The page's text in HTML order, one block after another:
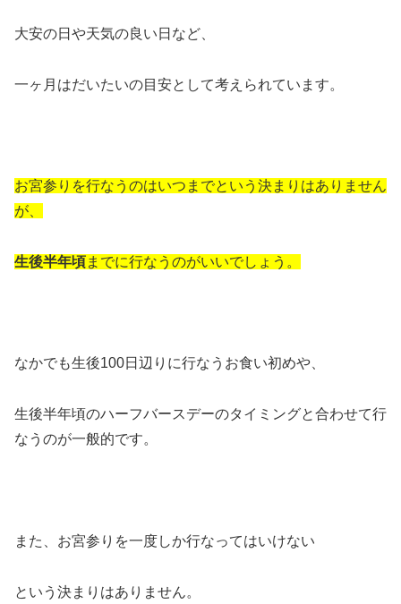
大安の日や天気の良い日など、
一ヶ月はだいたいの目安として考えられています。
お宮参りを行なうのはいつまでという決まりはありません
が、
生後半年頃までに行なうのがいいでしょう。
なかでも生後100日辺りに行なうお食い初めや、
生後半年頃のハーフバースデーのタイミングと合わせて行
なうのが一般的です。
また、お宮参りを一度しか行なってはいけない
という決まりはありません。